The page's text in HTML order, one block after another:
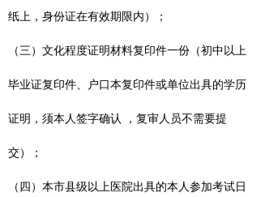
纸上，身份证在有效期限内）；
（三）文化程度证明材料复印件一份（初中以上
毕业证复印件、户口本复印件或单位出具的学历
证明，须本人签字确认 ，复审人员不需要提
交）；
（四）本市县级以上医院出具的本人参加考试日